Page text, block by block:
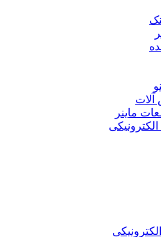
ماینر